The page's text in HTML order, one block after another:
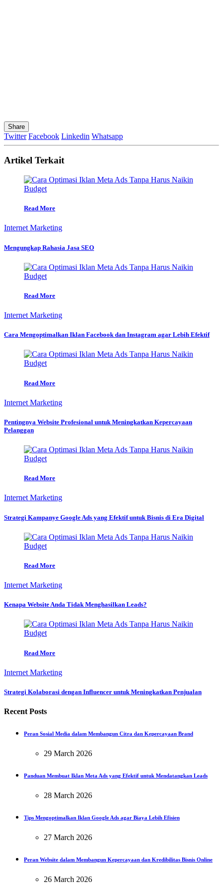
Share
Twitter Facebook Linkedin Whatsapp
Artikel Terkait
Read More
Internet Marketing
Mengungkap Rahasia Jasa SEO
Read More
Internet Marketing
Cara Mengoptimalkan Iklan Facebook dan Instagram agar Lebih Efektif
Read More
Internet Marketing
Pentingnya Website Profesional untuk Meningkatkan Kepercayaan
Pelanggan
Read More
Internet Marketing
Strategi Kampanye Google Ads yang Efektif untuk Bisnis di Era Digital
Read More
Internet Marketing
Kenapa Website Anda Tidak Menghasilkan Leads?
Read More
Internet Marketing
Strategi Kolaborasi dengan Influencer untuk Meningkatkan Penjualan
Recent Posts
Peran Sosial Media dalam Membangun Citra dan Kepercayaan Brand
29 March 2026
Panduan Membuat Iklan Meta Ads yang Efektif untuk Mendatangkan Leads
28 March 2026
Tips Mengoptimalkan Iklan Google Ads agar Biaya Lebih Efisien
27 March 2026
Peran Website dalam Membangun Kepercayaan dan Kredibilitas Bisnis Online
26 March 2026